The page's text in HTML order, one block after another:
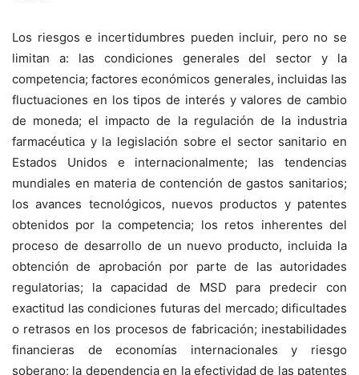
Los riesgos e incertidumbres pueden incluir, pero no se
limitan a: las condiciones generales del sector y la
competencia; factores económicos generales, incluidas las
fluctuaciones en los tipos de interés y valores de cambio
de moneda; el impacto de la regulación de la industria
farmacéutica y la legislación sobre el sector sanitario en
Estados Unidos e internacionalmente; las tendencias
mundiales en materia de contención de gastos sanitarios;
los avances tecnológicos, nuevos productos y patentes
obtenidos por la competencia; los retos inherentes del
proceso de desarrollo de un nuevo producto, incluida la
obtención de aprobación por parte de las autoridades
regulatorias; la capacidad de MSD para predecir con
exactitud las condiciones futuras del mercado; dificultades
o retrasos en los procesos de fabricación; inestabilidades
financieras de economías internacionales y riesgo
soberano; la dependencia en la efectividad de las patentes